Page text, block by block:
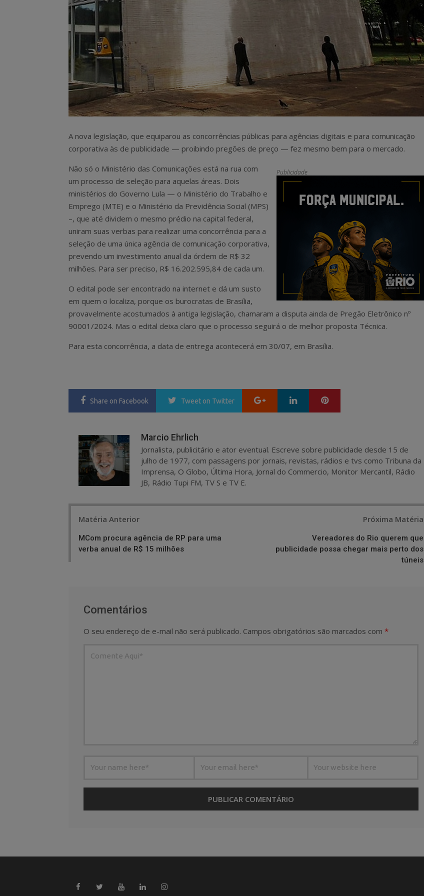
A nova legislação, que equiparou as concorrências públicas para agências digitais e para comunicação
corporativa às de publicidade — proibindo pregões de preço — fez mesmo bem para o mercado.
Publicidade
Não só o Ministério das Comunicações está na rua com
um processo de seleção para aquelas áreas. Dois
ministérios do Governo Lula — o Ministério do Trabalho e
Emprego (MTE) e o Ministério da Previdência Social (MPS)
–, que até dividem o mesmo prédio na capital federal,
uniram suas verbas para realizar uma concorrência para a
seleção de uma única agência de comunicação corporativa,
prevendo um investimento anual da órdem de R$ 32
milhões. Para ser preciso, R$ 16.202.595,84 de cada um.
O edital pode ser encontrado na internet e dá um susto
em quem o localiza, porque os burocratas de Brasília,
provavelmente acostumados à antiga legislação, chamaram a disputa ainda de Pregão Eletrônico nº
90001/2024. Mas o edital deixa claro que o processo seguirá o de melhor proposta Técnica.
Para esta concorrência, a data de entrega acontecerá em 30/07, em Brasília.
Share on Facebook Tweet on Twitter Google+ LinkedIn
Marcio Ehrlich
Jornalista, publicitário e ator eventual. Escreve sobre publicidade desde 15 de
julho de 1977, com passagens por jornais, revistas, rádios e tvs como Tribuna da
Imprensa, O Globo, Última Hora, Jornal do Commercio, Monitor Mercantil, Rádio
JB, Rádio Tupi FM, TV S e TV E.
Matéria Anterior
MCom procura agência de RP para uma
verba anual de R$ 15 milhões
Próxima Matéria
Vereadores do Rio querem que
publicidade possa chegar mais perto dos
túneis
Comentários
O seu endereço de e-mail não será publicado. Campos obrigatórios são marcados com *